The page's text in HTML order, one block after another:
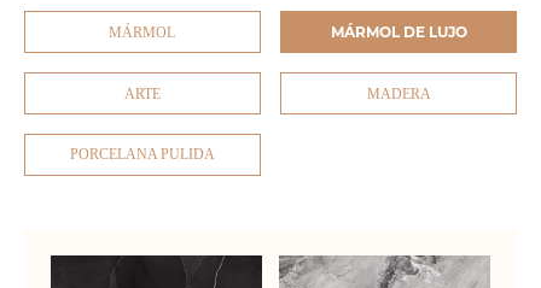
MÁRMOL MÁRMOL DE LUJO
ARTE MADERA
PORCELANA PULIDA